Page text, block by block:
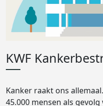
KWF
Kanker raakt ons
45.000 mensen als